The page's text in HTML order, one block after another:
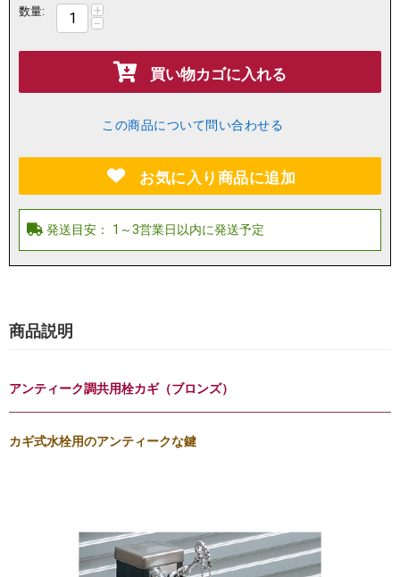
数量: +
−
買い物カゴに入れる
この商品について問い合わせる
お気に入り商品に追加
商品説明
アンティーク調共用栓カギ（ブロンズ）
カギ式水栓用のアンティークな鍵